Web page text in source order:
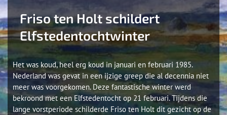
Friso ten Holt schildert
Elfstedentochtwinter
Het was koud, heel erg koud in januari en februari 1985.
Nederland was gevat in een ijzige greep die al decennia niet
meer was voorgekomen. Deze fantastische winter werd
bekroond met een Elfstedentocht op 21 februari. Tijdens die
lange vorstperiode schilderde Friso ten Holt dit gezicht op de